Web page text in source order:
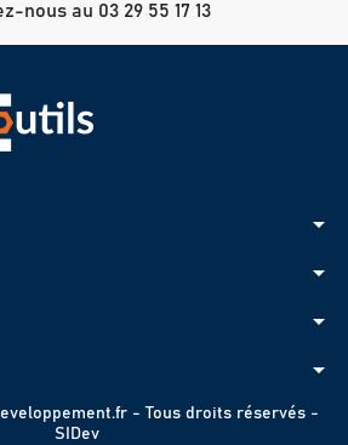
nous au 03 29 55 17 13
arrow_drop_down
arrow_drop_down
arrow_drop_down
arrow_drop_down
- Tous droits réservés -
SIDev